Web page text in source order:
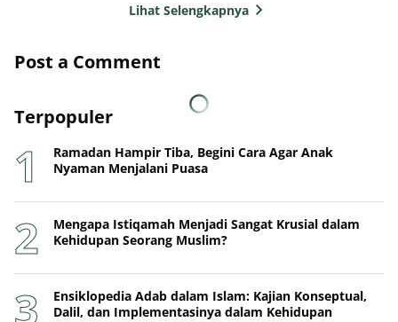
Lihat Selengkapnya
Post a Comment
Terpopuler
Ramadan Hampir Tiba, Begini Cara Agar Anak
Nyaman Menjalani Puasa
Mengapa Istiqamah Menjadi Sangat Krusial dalam
Kehidupan Seorang Muslim?
Ensiklopedia Adab dalam Islam: Kajian Konseptual,
Dalil, dan Implementasinya dalam Kehidupan